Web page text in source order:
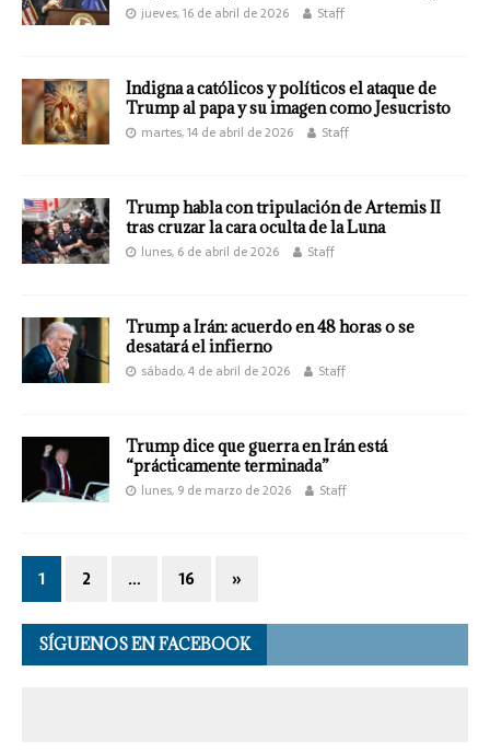
jueves, 16 de abril de 2026 Staff
Indigna a católicos y políticos el ataque de
Trump al papa y su imagen como Jesucristo
martes, 14 de abril de 2026 Staff
Trump habla con tripulación de Artemis II
tras cruzar la cara oculta de la Luna
lunes, 6 de abril de 2026 Staff
Trump a Irán: acuerdo en 48 horas o se
desatará el infierno
sábado, 4 de abril de 2026 Staff
Trump dice que guerra en Irán está
“prácticamente terminada”
lunes, 9 de marzo de 2026 Staff
1 2 … 16 »
SÍGUENOS EN FACEBOOK